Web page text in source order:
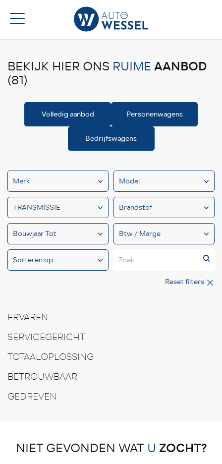
BEKIJK HIER ONS RUIMEAANBOD
(81)
Volledig aanbod Personenwagens
Bedrijfswagens
Zoek
Reset filters
ERVAREN
SERVICEGERICHT
TOTAALOPLOSSING
BETROUWBAAR
GEDREVEN
NIET GEVONDEN WAT U ZOCHT?